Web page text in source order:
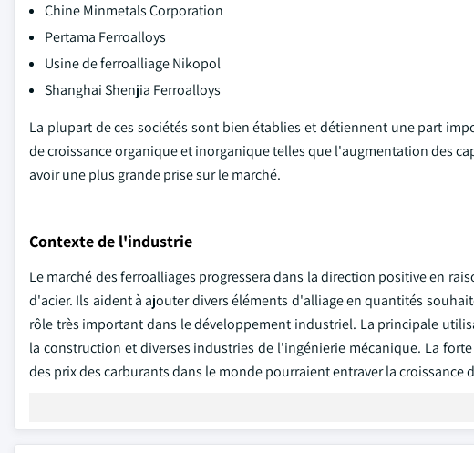
Chine Minmetals Corporation
Pertama Ferroalloys
Usine de ferroalliage Nikopol
Shanghai Shenjia Ferroalloys
La plupart de ces sociétés sont bien établies et détiennent une part
de croissance organique et inorganique telles que l'augmentation des
avoir une plus grande prise sur le marché.
Contexte de l'industrie
Le marché des ferroalliages progressera dans la direction positive en
d'acier. Ils aident à ajouter divers éléments d'alliage en quantités
rôle très important dans le développement industriel. La principale
la construction et diverses industries de l'ingénierie mécanique. La
des prix des carburants dans le monde pourraient entraver la croissance